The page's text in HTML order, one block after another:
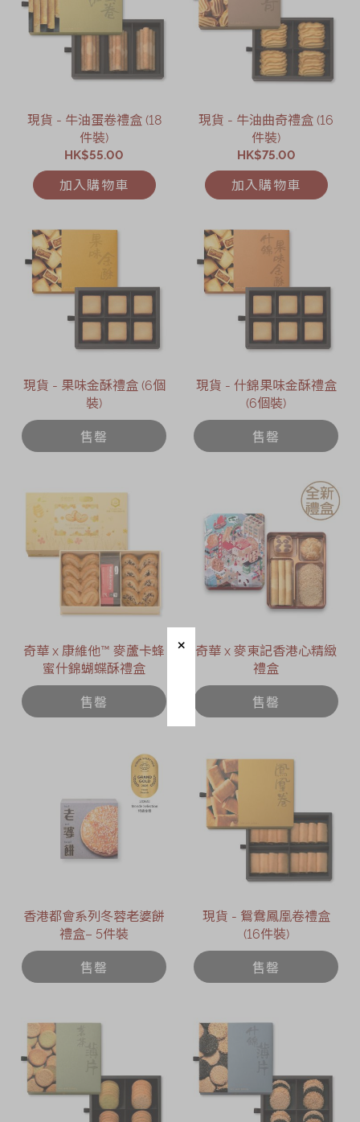
現貨 - 牛油蛋卷禮盒 (18
件裝)
HK$55.00
加入購物車
現貨 - 牛油曲奇禮盒 (16
件裝)
HK$75.00
加入購物車
現貨 - 果味金酥禮盒 (6個
裝)
售罄
現貨 - 什錦果味金酥禮盒
(6個裝)
售罄
奇華 x 康維他™ 麥蘆卡蜂
蜜什錦蝴蝶酥禮盒
售罄
奇華 x 麥東記香港心精緻
禮盒
售罄
香港都會系列冬蓉老婆餅
禮盒– 5件裝
售罄
現貨 - 鴛鴦鳳凰卷禮盒
(16件裝)
售罄